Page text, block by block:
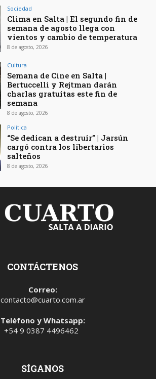
Sociedad
Clima en Salta | El segundo fin de
semana de agosto llega con
vientos y cambio de temperatura
8 de agosto, 2026
Cultura
Semana de Cine en Salta |
Bertuccelli y Rejtman darán
charlas gratuitas este fin de
semana
8 de agosto, 2026
Política
“Se dedican a destruir” | Jarsún
cargó contra los libertarios
salteños
8 de agosto, 2026
CONTÁCTENOS
Correo:
contacto@cuarto.com.ar
Teléfono y Whatsapp:
+54 9 0387 4496462
SÍGANOS